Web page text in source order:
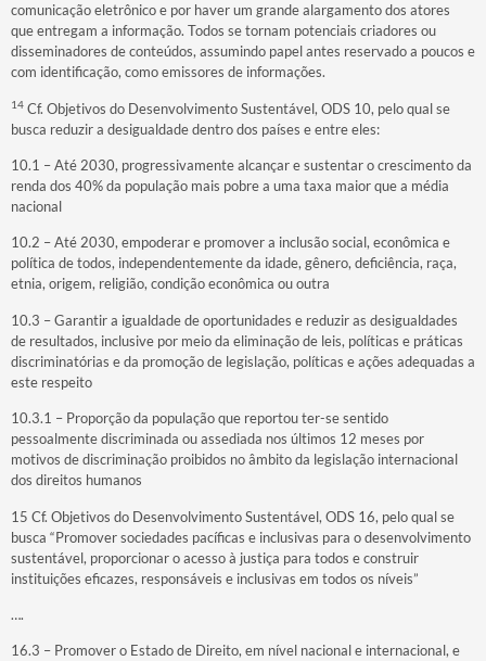
comunicação eletrônico e por haver um grande alargamento dos atores
que entregam a informação. Todos se tornam potenciais criadores ou
disseminadores de conteúdos, assumindo papel antes reservado a poucos e
com identificação, como emissores de informações.
14 Cf. Objetivos do Desenvolvimento Sustentável, ODS 10, pelo qual se
busca reduzir a desigualdade dentro dos países e entre eles:
10.1 – Até 2030, progressivamente alcançar e sustentar o crescimento da
renda dos 40% da população mais pobre a uma taxa maior que a média
nacional
10.2 – Até 2030, empoderar e promover a inclusão social, econômica e
política de todos, independentemente da idade, gênero, deficiência, raça,
etnia, origem, religião, condição econômica ou outra
10.3 – Garantir a igualdade de oportunidades e reduzir as desigualdades
de resultados, inclusive por meio da eliminação de leis, políticas e práticas
discriminatórias e da promoção de legislação, políticas e ações adequadas a
este respeito
10.3.1 – Proporção da população que reportou ter-se sentido
pessoalmente discriminada ou assediada nos últimos 12 meses por
motivos de discriminação proibidos no âmbito da legislação internacional
dos direitos humanos
15 Cf. Objetivos do Desenvolvimento Sustentável, ODS 16, pelo qual se
busca “Promover sociedades pacíficas e inclusivas para o desenvolvimento
sustentável, proporcionar o acesso à justiça para todos e construir
instituições eficazes, responsáveis e inclusivas em todos os níveis”
….
16.3 – Promover o Estado de Direito, em nível nacional e internacional, e